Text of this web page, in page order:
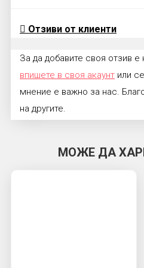
Отзиви от клиенти
За да добавите своя отзив
впишете в своя акаунт или се
мнение е важно за нас.
на другите.
МОЖЕ ДА